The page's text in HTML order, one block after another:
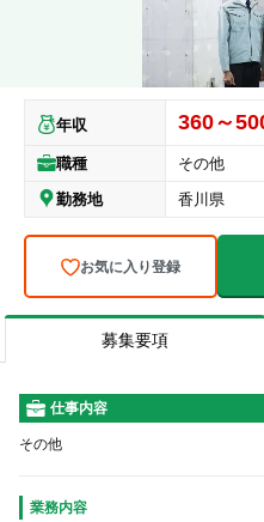
年収 360～
職種
その他
勤務地
香川県
お気に入り登録
募集要項
仕事内容
その他
業務内容